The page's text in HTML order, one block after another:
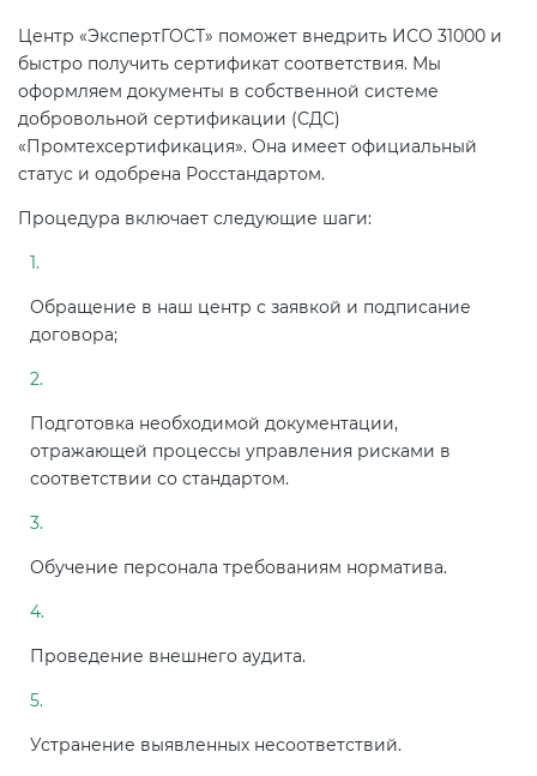
Центр «ЭкспертГОСТ» поможет внедрить ИСО 31000 и
быстро получить сертификат соответствия. Мы
оформляем документы в собственной системе
добровольной сертификации (СДС)
«Промтехсертификация». Она имеет официальный
статус и одобрена Росстандартом.
Процедура включает следующие шаги:
Обращение в наш центр с заявкой и подписание
договора;
Подготовка необходимой документации,
отражающей процессы управления рисками в
соответствии со стандартом.
Обучение персонала требованиям норматива.
Проведение внешнего аудита.
Устранение выявленных несоответствий.